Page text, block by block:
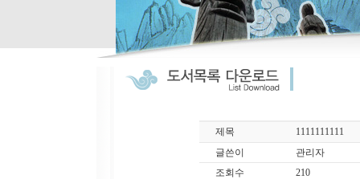
제목
1111111111
글쓴이
관리자
조회수
210